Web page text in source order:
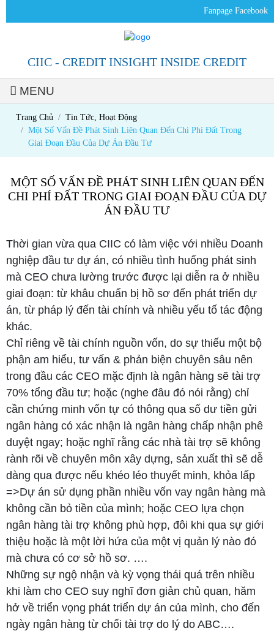
Fanpage Facebook
CIIC - CREDIT INSIGHT INSIDE CREDIT
MENU
Trang Chủ
Tin Tức, Hoạt Động
Một Số Vấn Đề Phát Sinh Liên Quan Đến Chi Phí Đất Trong
Giai Đoạn Đầu Của Dự Án Đầu Tư
MỘT SỐ VẤN ĐỀ PHÁT SINH LIÊN QUAN ĐẾN
CHI PHÍ ĐẤT TRONG GIAI ĐOẠN ĐẦU CỦA DỰ
ÁN ĐẦU TƯ
Thời gian vừa qua CIIC có làm việc với nhiều Doanh
nghiệp đầu tư dự án, có nhiều tình huống phát sinh
mà CEO chưa lường trước được lại diễn ra ở nhiều
giai đoạn: từ khâu chuẩn bị hồ sơ đến phát triển dự
án, từ pháp lý đến tài chính và nhiều yếu tố tác động
khác.
Chỉ riêng về tài chính nguồn vốn, do sự thiếu một bộ
phận am hiểu, tư vấn & phản biện chuyên sâu nên
trong đầu các CEO mặc định là ngân hàng sẽ tài trợ
70% tổng đầu tư; hoặc (nghe đâu đó nói rằng) chỉ
cần chứng minh vốn tự có thông qua số dư tiền gửi
ngân hàng có xác nhận là ngân hàng chấp nhận phê
duyệt ngay; hoặc nghĩ rằng các nhà tài trợ sẽ không
rành rõi về chuyên môn xây dựng, sản xuất thì sẽ dễ
dàng qua được nếu khéo léo thuyết minh, khỏa lấp
=>Dự án sử dụng phần nhiều vốn vay ngân hàng mà
không cần bỏ tiền của mình; hoặc CEO lựa chọn
ngân hàng tài trợ không phù hợp, đôi khi qua sự giới
thiệu hoặc là một lời hứa của một vị quản lý nào đó
mà chưa có cơ sở hồ sơ. ….
Những sự ngộ nhận và kỳ vọng thái quá trên nhiều
khi làm cho CEO suy nghĩ đơn giản chủ quan, hăm
hở về triển vọng phát triển dự án của mình, cho đến
ngày ngân hàng từ chối tài trợ do lý do ABC….